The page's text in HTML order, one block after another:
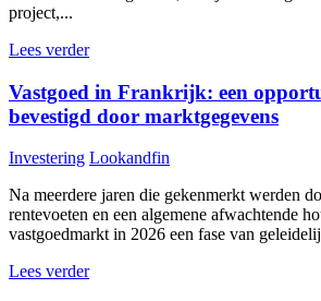
project,...
Lees verder
Vastgoed in Frankrijk: een
bevestigd door marktgegevens
Investering Lookandfin
Na meerdere jaren die gekenmerkt werden
rentevoeten en een algemene afwachtende
vastgoedmarkt in 2026 een fase van
Lees verder